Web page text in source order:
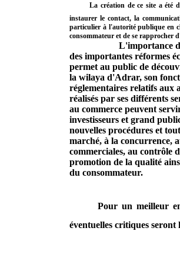
La création de ce site a été
instaurer le contact, la
particulier à l'autorité publique en
consommateur et de se rapprocher
L'importance de cet
des importantes réformes
permet au public de
la wilaya d'Adrar, son
réglementaires relatifs aux
réalisés par ses différents
au commerce peuvent
investisseurs et grand
nouvelles procédures et
marché, à la concurrence,
commerciales, au contrôle
promotion de la qualité
du consommateur.
Pour un meilleur
éventuelles critiques seront